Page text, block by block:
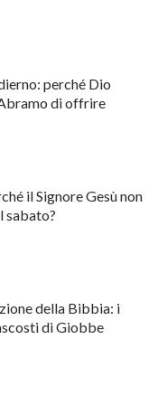
piuttosto cambia
dell’uomo
giustizia.
il Signore Gesù
opera,
verità e compì
e l’opera del
ma, al fine di
e i propri mezzi di
voci e
e
Lui, sostenendo
facendo
di impedire alla
perché Dio
di offrire
il Signore Gesù non
sabato?
della Bibbia: i
di Giobbe